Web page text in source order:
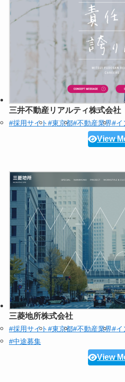
三井不動産リアルティ株式会社
#採用サイト#東京都#不動産業界#イ
View
三菱地所株式会社
#採用サイト#東京都#不動産業界#イ
#中途募集
View